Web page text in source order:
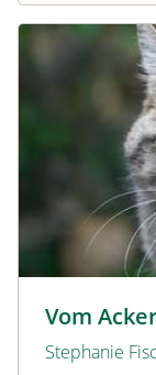
Vom
Stephanie
Vom Acker